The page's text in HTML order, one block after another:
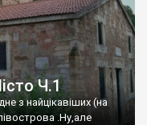
Ч.1
з найцікавіших (на
.Ну,але